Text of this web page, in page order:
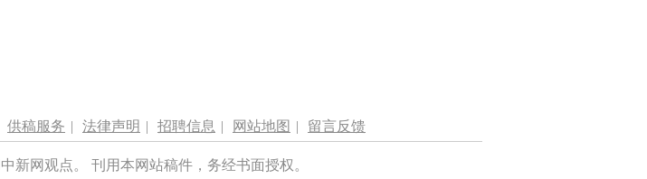
供稿服务 | 法律声明 | 招聘信息 | 网站地图 | 留言反馈
新网观点。 刊用本网站稿件，务经书面授权。